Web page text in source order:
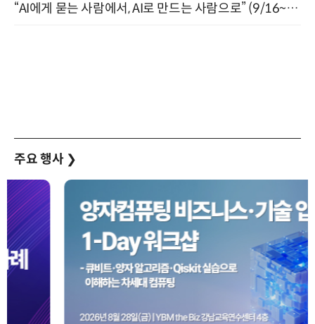
“AI에게 묻는 사람에서, AI로 만드는 사람으로” (9/16~17)
주요 행사 ❯